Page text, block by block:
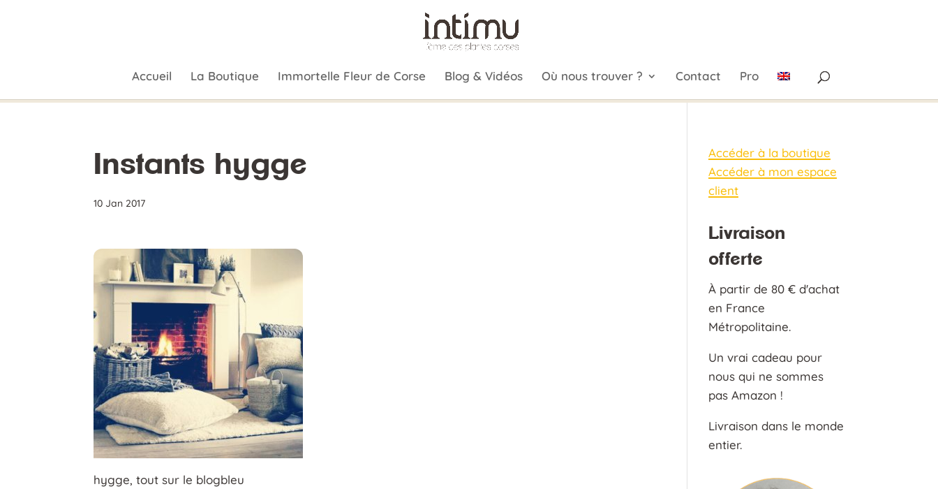
Accueil La Boutique Immortelle Fleur de Corse Blog & Vidéos Où nous trouver ? Contact Pro
Instants hygge
10 Jan 2017
hygge, tout sur le blogbleu
Accéder à la boutique
Accéder à mon espace
client
Livraison
offerte
À partir de 80 € d'achat
en France
Métropolitaine.
Un vrai cadeau pour
nous qui ne sommes
pas Amazon !
Livraison dans le monde
entier.